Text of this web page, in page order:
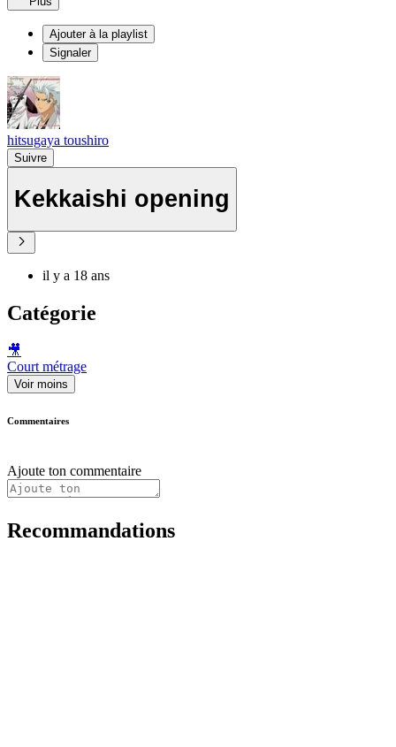
Ajouter à la playlist
Signaler
hitsugaya toushiro
Suivre
Kekkaishi opening
il y a 18 ans
Catégorie
🎥
Court métrage
Voir moins
Commentaires
Ajoute ton commentaire
Recommandations